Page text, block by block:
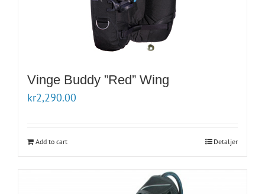
Vinge Buddy ”Red” Wing
kr2,290.00
Add to cart Detaljer